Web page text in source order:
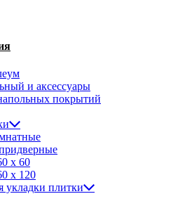
и аксессуары
покрытий
х 60
х 120
укладки плитки